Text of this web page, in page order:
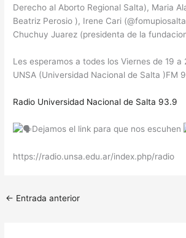
Derecho al Aborto Regional Salta), Maria
Beatriz Perosio ), Irene Cari
Chuchuy Juarez (presidenta de la
Les esperamos a todes los Viernes de 19 a
UNSA (Universidad Nacional de Salta )FM
Radio Universidad Nacional de Salta 93.9
Dejamos el link para que nos escuhen
https://radio.unsa.edu.ar/index.php/radio
← Entrada anterior